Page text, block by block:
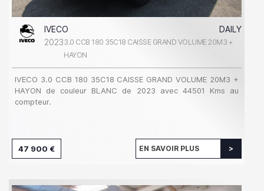
IVECO
DAILY
20233.0 CCB 180 35C18 CAISSE GRAND VOLUME 20M3 +
HAYON
IVECO 3.0 CCB 180 35C18 CAISSE GRAND VOLUME 20M3 +
HAYON de couleur BLANC de 2023 avec 44501 Kms au
compteur.
47 900 € EN SAVOIR PLUS